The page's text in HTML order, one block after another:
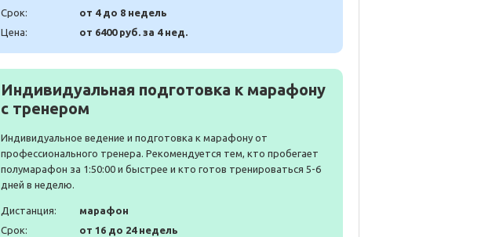
Срок:
от 4 до 8 недель
Цена:
от 6400 руб. за 4 нед.
Индивидуальная подготовка к марафону
с тренером
Индивидуальное ведение и подготовка к марафону от
профессионального тренера. Рекомендуется тем, кто пробегает
полумарафон за 1:50:00 и быстрее и кто готов тренироваться 5-6
дней в неделю.
Дистанция:
марафон
Срок:
от 16 до 24 недель